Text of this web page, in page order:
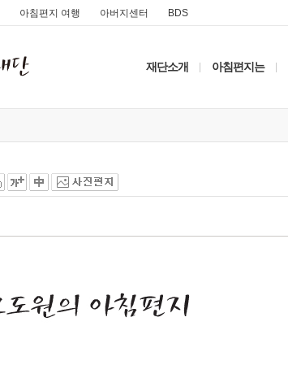
아침편지 여행 아버지센터 BDS
재단소개 아침편지는